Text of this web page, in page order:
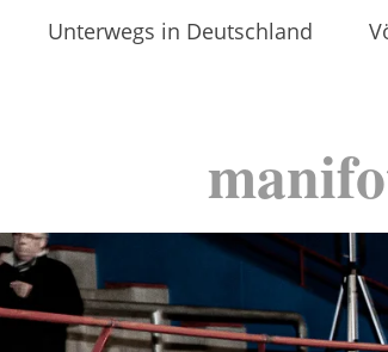
Unterwegs in Deutschland